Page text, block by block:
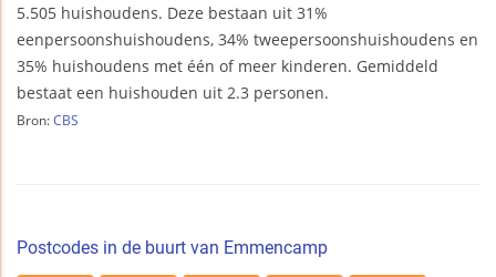
5.505 huishoudens. Deze bestaan uit 31%
eenpersoonshuishoudens, 34% tweepersoonshuishoudens en
35% huishoudens met één of meer kinderen. Gemiddeld
bestaat een huishouden uit 2.3 personen.
Bron: CBS
Postcodes in de buurt van Emmencamp